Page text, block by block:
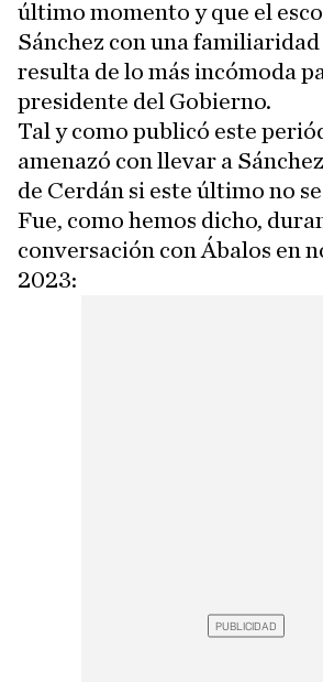
último momento y que el
Sánchez con una
resulta de lo más incómoda
presidente del Gobierno.
Tal y como publicó este
amenazó con llevar a
de Cerdán si este último no
Fue, como hemos dicho,
conversación con Ábalos en
2023: